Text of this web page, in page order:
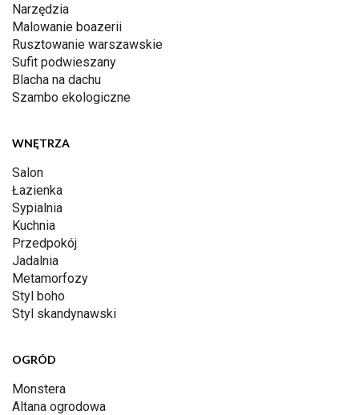
Narzędzia
Malowanie boazerii
Rusztowanie warszawskie
Sufit podwieszany
Blacha na dachu
Szambo ekologiczne
WNĘTRZA
Salon
Łazienka
Sypialnia
Kuchnia
Przedpokój
Jadalnia
Metamorfozy
Styl boho
Styl skandynawski
OGRÓD
Monstera
Altana ogrodowa